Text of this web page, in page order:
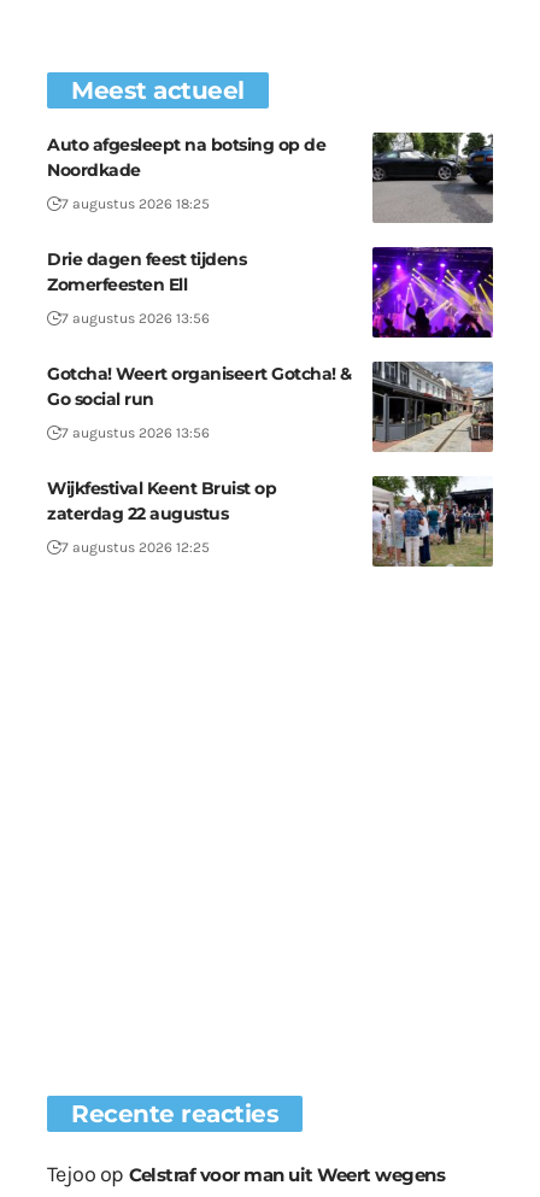
Meest actueel
Auto afgesleept na botsing op de
Noordkade
7 augustus 2026 18:25
Drie dagen feest tijdens
Zomerfeesten Ell
7 augustus 2026 13:56
Gotcha! Weert organiseert Gotcha! &
Go social run
7 augustus 2026 13:56
Wijkfestival Keent Bruist op
zaterdag 22 augustus
7 augustus 2026 12:25
Recente reacties
Tejoo op Celstraf voor man uit Weert wegens